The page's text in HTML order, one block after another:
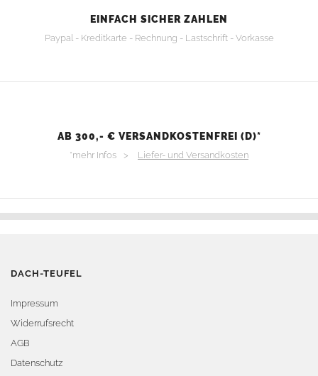
EINFACH SICHER ZAHLEN
Paypal - Kreditkarte - Rechnung - Lastschrift - Vorkasse
AB 300,- € VERSANDKOSTENFREI (D)*
*mehr Infos > Liefer- und Versandkosten
DACH-TEUFEL
Impressum
Widerrufsrecht
AGB
Datenschutz